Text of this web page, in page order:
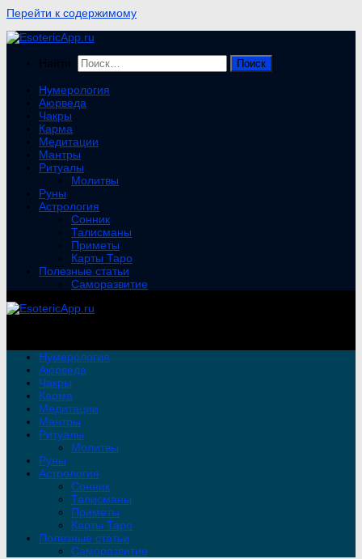
Перейти к содержимому
Найти:
Нумерология
Аюрведа
Чакры
Карма
Медитации
Мантры
Ритуалы
Молитвы
Руны
Астрология
Сонник
Талисманы
Приметы
Карты Таро
Полезные статьи
Саморазвитие
Нумерология
Аюрведа
Чакры
Карма
Медитации
Мантры
Ритуалы
Молитвы
Руны
Астрология
Сонник
Талисманы
Приметы
Карты Таро
Полезные статьи
Саморазвитие